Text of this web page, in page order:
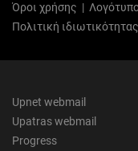
Όροι χρήσης |
Πολιτική ιδιωτικότητας
Upnet webmail
Upatras webmail
Progress